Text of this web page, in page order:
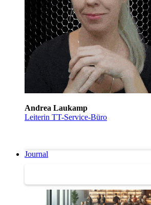
Andrea Laukamp
Leiterin TT-Service-Büro
Journal